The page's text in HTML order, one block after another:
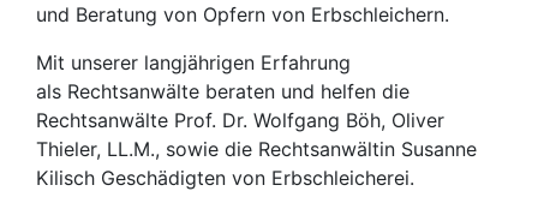
und Beratung von Opfern von Erbschleichern.
Mit unserer langjährigen Erfahrung
als Rechtsanwälte beraten und helfen die
Rechtsanwälte Prof. Dr. Wolfgang Böh, Oliver
Thieler, LL.M., sowie die Rechtsanwältin Susanne
Kilisch Geschädigten von Erbschleicherei.